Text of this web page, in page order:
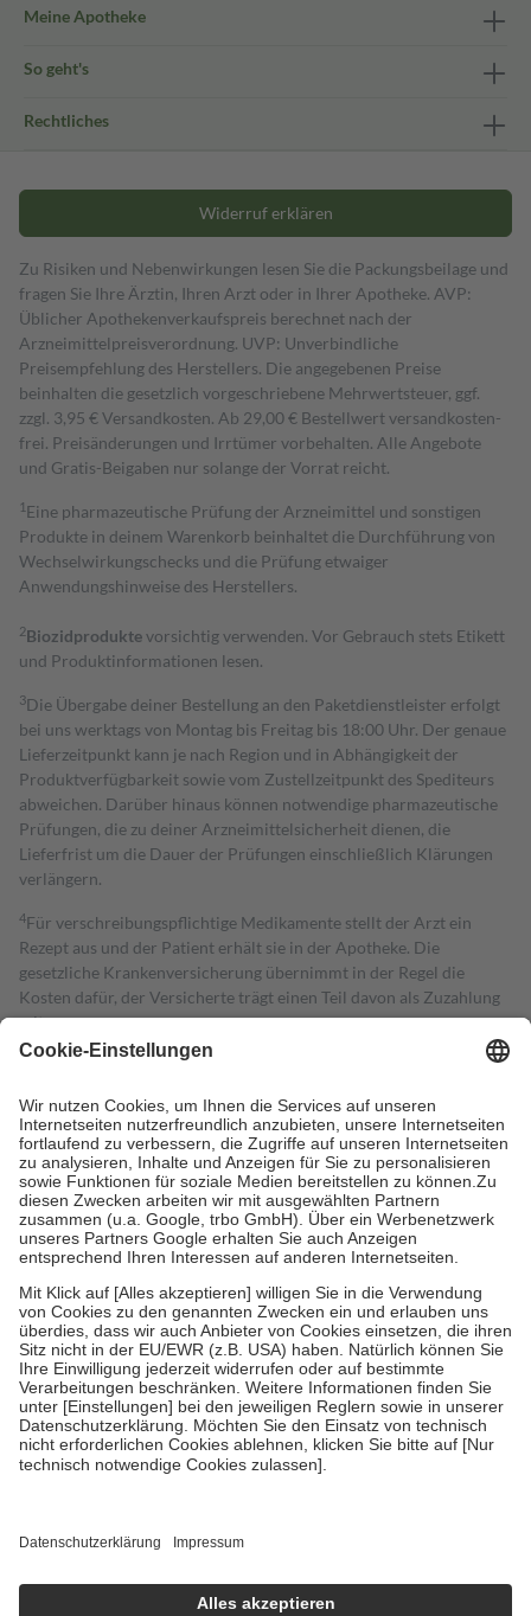
Meine Apotheke
So geht's
Rechtliches
Widerruf erklären
Zu Risiken und Nebenwirkungen lesen Sie die Packungsbeilage und
fragen Sie Ihre Ärztin, Ihren Arzt oder in Ihrer Apotheke. AVP:
Üblicher Apothekenverkaufspreis berechnet nach der
Arzneimittelpreisverordnung. UVP: Unverbindliche
Preisempfehlung des Herstellers. Die angegebenen Preise
beinhalten die gesetzlich vorgeschriebene Mehrwertsteuer, ggf.
zzgl. 3,95 € Versandkosten. Ab 29,00 € Bestell­wert versand­kosten­
frei. Preisänderungen und Irrtümer vorbehalten. Alle Angebote
und Gratis-Beigaben nur solange der Vorrat reicht.
1 Eine pharmazeutische Prüfung der Arzneimittel und sonstigen
Produkte in deinem Warenkorb beinhaltet die Durchführung von
Wechselwirkungschecks und die Prüfung etwaiger
Anwendungshinweise des Herstellers.
2Biozidproduktevorsichtig verwenden. Vor Gebrauch stets Etikett
und Produktinformationen lesen.
3Die Übergabe deiner Bestellung an den Paketdienstleister erfolgt
bei uns werktags von Montag bis Freitag bis 18:00 Uhr. Der genaue
Lieferzeitpunkt kann je nach Region und in Abhängigkeit der
Produktverfügbarkeit sowie vom Zustellzeitpunkt des Spediteurs
abweichen. Darüber hinaus können notwendige pharmazeutische
Prüfungen, die zu deiner Arzneimittelsicherheit dienen, die
Lieferfrist um die Dauer der Prüfungen einschließlich Klärungen
verlängern.
4Für verschreibungspflichtige Medikamente stellt der Arzt ein
Rezept aus und der Patient erhält sie in der Apotheke. Die
gesetzliche Krankenversicherung übernimmt in der Regel die
Kosten dafür, der Versicherte trägt einen Teil davon als Zuzahlung
mit.
Grundsätzlich leisten Mitglieder Zuzahlungen in Höhe von zehn
höchstens zehn Euro.
Es sind jedoch nie mehr als die tatsächlichen
Kosten der Leistung zu entrichten.
Diese Regeln gelten grundsätzlich auch für Online-Apotheken.
Bei Heilmitteln und häuslicher Krankenpflege beträgt die
Zuzahlung zehn Prozent der Kosten sowie zehn Euro je
Verordnung.
Um das Engagement der Versicherten für ihre eigene Gesundheit zu
stärken und die besondere Stellung der Familie zu unterstützen,
fallenkeine Zuzahlungenan bei:
• Kindern und Jugendlichen bis zum vollendeten 18. Lebensjahr
mit Ausnahme der Fahrkosten
• Untersuchungen zur Vorsorge und Früherkennung, die von der
GKV getragen werden
• empfohlenen Schutzimpfungen
• Harn- und Blutteststreifen
getroffen, um sicherzustellen, dass es sich um echte Bewertungen
https://help.etrusted.com/hc/de/articles/4419944605341